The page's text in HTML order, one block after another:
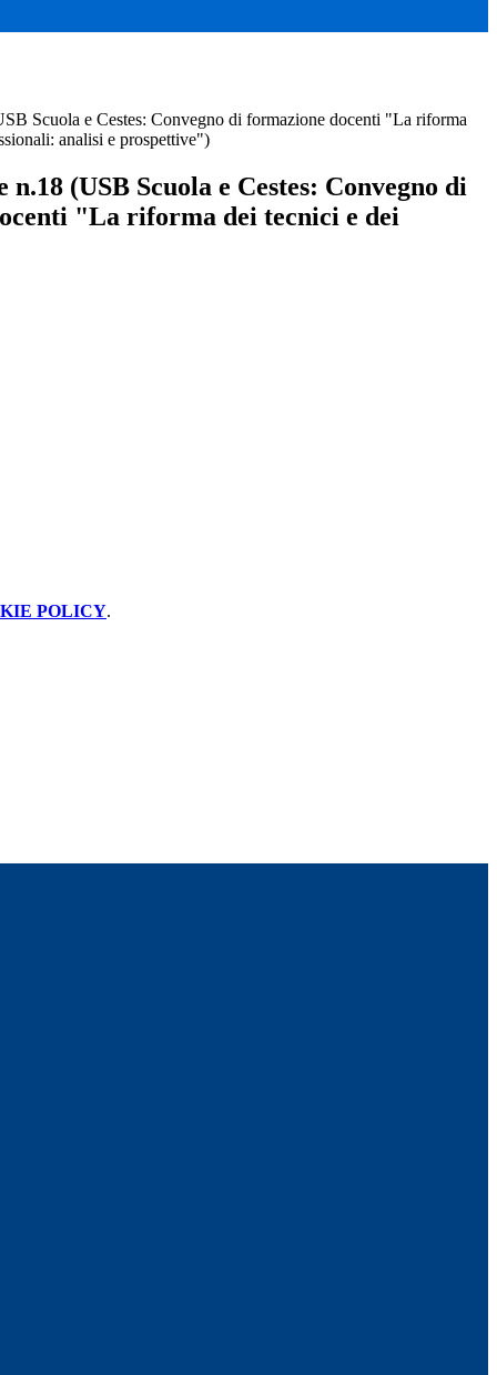
Scuola e Cestes: Convegno di formazione docenti "La riforma
analisi e prospettive")
n.18 (USB Scuola e Cestes: Convegno di
"La riforma dei tecnici e dei
POLICY.